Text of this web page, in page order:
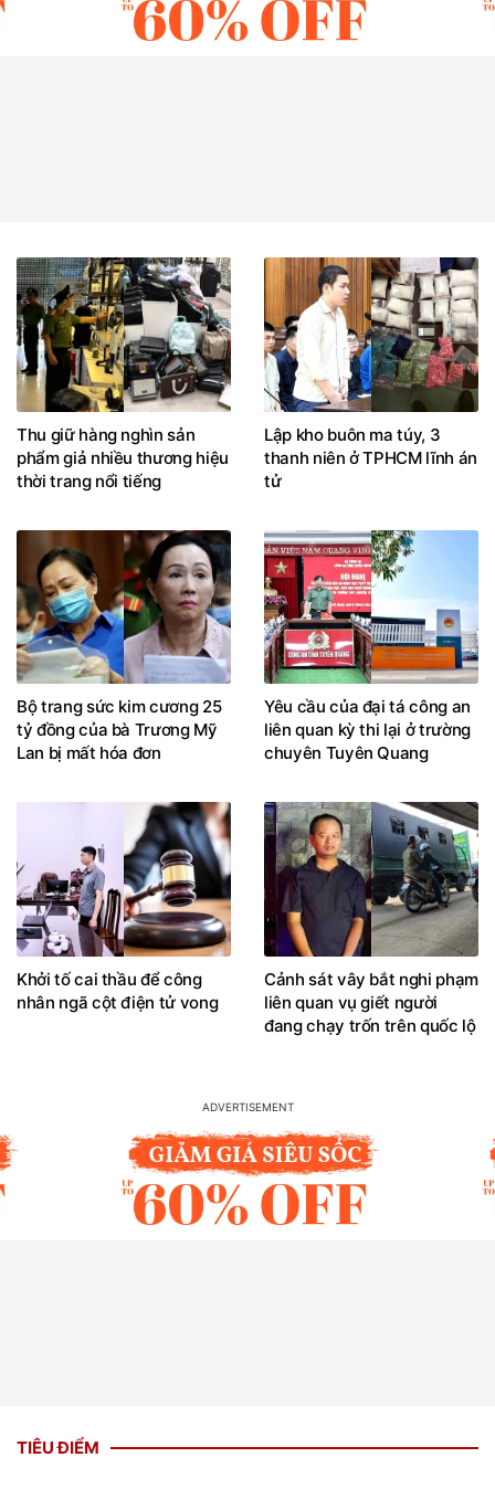
Thu giữ hàng nghìn sản
phẩm giả nhiều thương hiệu
thời trang nổi tiếng
Lập kho buôn ma túy, 3
thanh niên ở TPHCM lĩnh án
tử
Bộ trang sức kim cương 25
tỷ đồng của bà Trương Mỹ
Lan bị mất hóa đơn
Yêu cầu của đại tá công an
liên quan kỳ thi lại ở trường
chuyên Tuyên Quang
Khởi tố cai thầu để công
nhân ngã cột điện tử vong
Cảnh sát vây bắt nghi phạm
liên quan vụ giết người
đang chạy trốn trên quốc lộ
TIÊU ĐIỂM